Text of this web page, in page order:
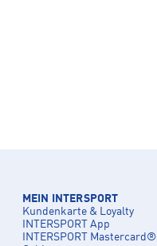
MEIN INTERSPORT
Kundenkarte & Loyalty
INTERSPORT App
INTERSPORT Mastercard®